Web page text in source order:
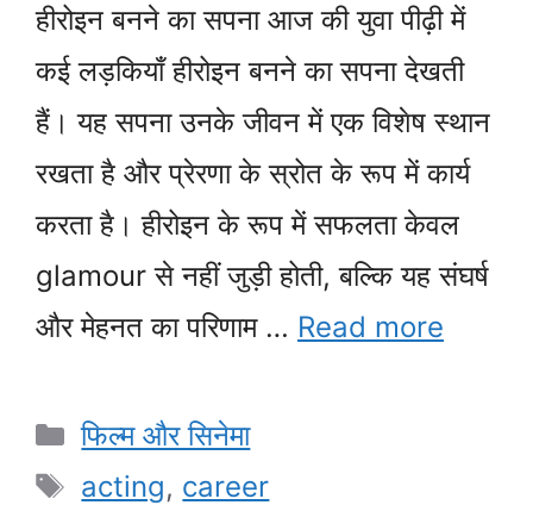
हीरोइन बनने का सपना आज की युवा पीढ़ी में
कई लड़कियाँ हीरोइन बनने का सपना देखती
हैं। यह सपना उनके जीवन में एक विशेष स्थान
रखता है और प्रेरणा के स्रोत के रूप में कार्य
करता है। हीरोइन के रूप में सफलता केवल
glamour से नहीं जुड़ी होती, बल्कि यह संघर्ष
और मेहनत का परिणाम … Read more
Categories
फिल्म और सिनेमा
Tags
acting, career